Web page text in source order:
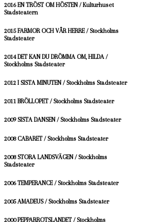
2016 EN TRÖST OM HÖSTEN / Kulturhuset
Stadsteatern
2015 FARMOR OCH VÅR HERRE / Stockholms
Stadsteater
2014 DET KAN DU DRÖMMA OM, HILDA /
Stockholms Stadsteater
2012 I SISTA MINUTEN / Stockholms Stadsteater
2011 BRÖLLOPET / Stockholms Stadsteater
2009 SISTA DANSEN / Stockholms Stadsteater
2008 CABARET / Stockholms Stadsteater
2008 STORA LANDSVÄGEN / Stockholms
Stadsteater
2006 TEMPERANCE / Stockholms Stadsteater
2005 AMADEUS / Stockholms Stadsteater
2000 PEPPARROTSLANDET / Stockholms